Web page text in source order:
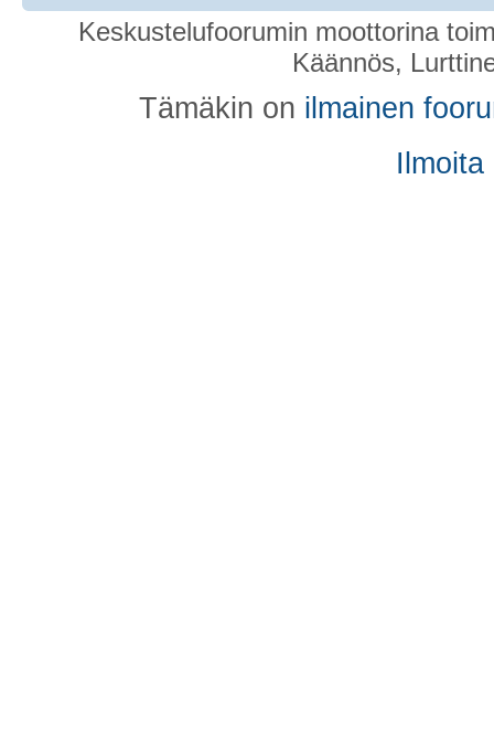
Keskustelufoorumin moottorina
Käännös,
Tämäkin on ilmainen